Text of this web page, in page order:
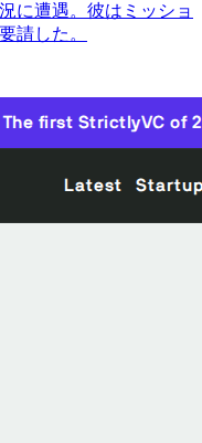
に遭遇。彼はミッショ
請した。